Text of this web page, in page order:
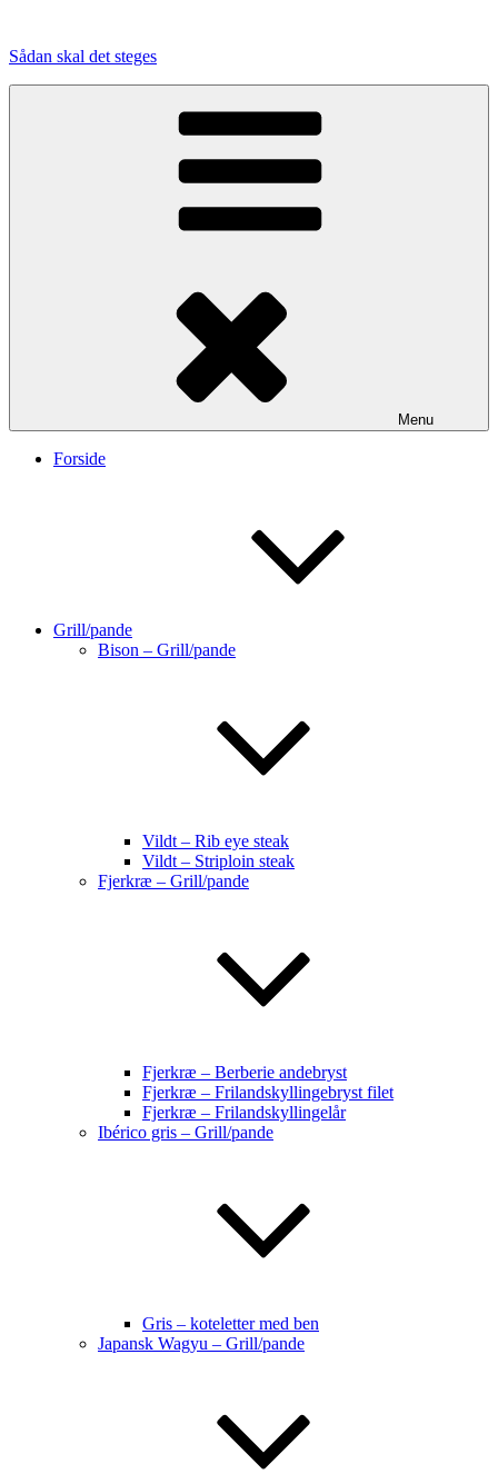
indhold
Sådan skal det steges
Menu
Forside
Grill/pande
Bison – Grill/pande
Vildt – Rib eye steak
Vildt – Striploin steak
Fjerkræ – Grill/pande
Fjerkræ – Berberie andebryst
Fjerkræ – Frilandskyllingebryst filet
Fjerkræ – Frilandskyllingelår
Ibérico gris – Grill/pande
Gris – koteletter med ben
Japansk Wagyu – Grill/pande